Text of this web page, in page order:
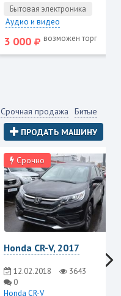
Бытовая электроника
Аудио и видео
3 000 возможен торг
Срочная продажа
Битые
ПРОДАТЬ МАШИНУ
Honda CR-V, 2017
12.02.2018
3643
0
Honda CR-V
Срочно